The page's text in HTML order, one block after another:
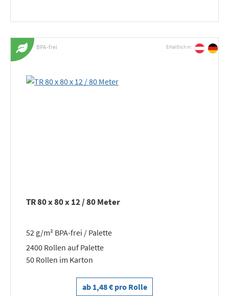
BPA-frei Erhältlich in:
TR 80 x 80 x 12 / 80 Meter
52 g/m² BPA-frei / Palette
2400 Rollen auf Palette
50 Rollen im Karton
ab 1,48 € pro Rolle